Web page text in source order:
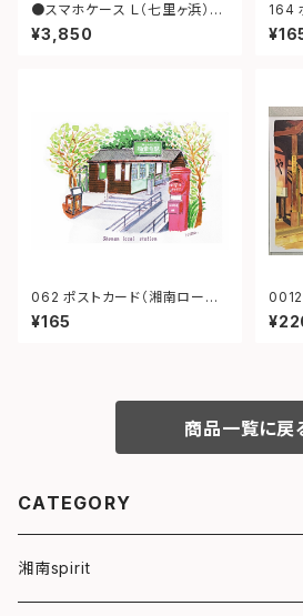
●スマホケース Ｌ（七里ヶ浜）ブ
ラウン
¥3,850
164
062 ポストカード（湘南ローカ
ルステーション）
¥165
0012 ポストカード（鎌倉高校前
夕景
商品一覧に戻
CATEGORY
湘南spirit